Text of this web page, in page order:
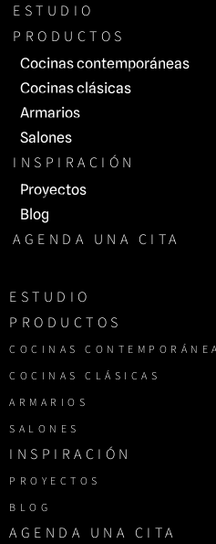
ESTUDIO
PRODUCTOS
Cocinas contemporáneas
Cocinas clásicas
Armarios
Salones
INSPIRACIÓN
Proyectos
Blog
AGENDA UNA CITA
ESTUDIO
PRODUCTOS
COCINAS
COCINAS CLÁSICAS
ARMARIOS
SALONES
INSPIRACIÓN
PROYECTOS
BLOG
AGENDA UNA CITA